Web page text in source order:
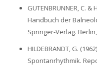
GUTENBRUNNER‚ C. &
Handbuch der
Springer-Verlag.
HILDEBRANDT, G.
Spontanrhythmik.